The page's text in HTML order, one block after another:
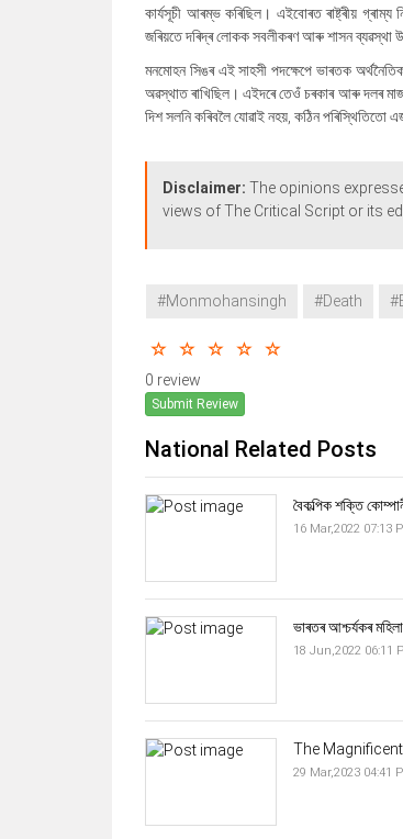
কাৰ্যসূচী আৰম্ভ কৰিছিল। এইবোৰত ৰাষ্ট্ৰীয়
জৰিয়তে দৰিদ্ৰ লোকক সবলীকৰণ আৰু শাসন ব্যৱস্থা
মনমোহন সিঙৰ এই সাহসী পদক্ষেপে ভাৰতক
অৱস্থাত ৰাখিছিল। এইদৰে তেওঁ চৰকাৰ আৰু দলৰ
দিশ সলনি কৰিবলৈ যোৱাই নহয়, কঠিন পৰিস্থিতিতো
Disclaimer: The opinions
views of The Critical Script or its
#Monmohansingh #Death
0 review
Submit Review
National Related Posts
বৈকল্পিক শক্তি
16 Mar,2022 07:13
ভাৰতৰ আশ্চৰ্যকৰ মহিলা
18 Jun,2022 06:11
The
29 Mar,2023 04:41